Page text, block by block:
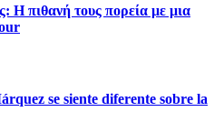
Η πιθανή τους πορεία με μια
se siente diferente sobre la